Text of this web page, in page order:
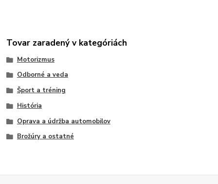
Tovar zaradený v kategóriách
Motorizmus
Odborné a veda
Šport a tréning
História
Oprava a údržba automobilov
Brožúry a ostatné